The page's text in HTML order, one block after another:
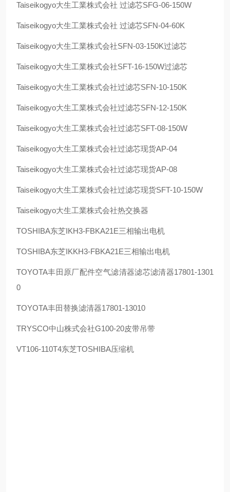
Taiseikogyo大生工業株式会社 过滤芯SFG-06-150W
Taiseikogyo大生工業株式会社 过滤芯SFN-04-60K
Taiseikogyo大生工業株式会社SFN-03-150K过滤芯
Taiseikogyo大生工業株式会社SFT-16-150W过滤芯
Taiseikogyo大生工業株式会社过滤芯SFN-10-150K
Taiseikogyo大生工業株式会社过滤芯SFN-12-150K
Taiseikogyo大生工業株式会社过滤芯SFT-08-150W
Taiseikogyo大生工業株式会社过滤芯现货AP-04
Taiseikogyo大生工業株式会社过滤芯现货AP-08
Taiseikogyo大生工業株式会社过滤芯现货SFT-10-150W
Taiseikogyo大生工業株式会社热交换器
TOSHIBA东芝IKH3-FBKA21E三相输出电机
TOSHIBA东芝IKKH3-FBKA21E三相输出电机
TOYOTA丰田原厂配件空气滤清器滤芯滤清器17801-1301
0
TOYOTA丰田替换滤清器17801-13010
TRYSCO中山株式会社G100-20皮带吊带
VT106-110T4东芝TOSHIBA压缩机